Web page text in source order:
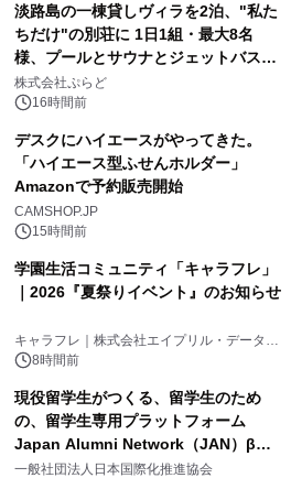
淡路島の一棟貸しヴィラを2泊、"私た
ちだけ"の別荘に 1日1組・最大8名
様、プールとサウナとジェットバス付
きで Villa Mon Temps AWAJIの連泊
素泊りプラン
株式会社ぷらど
16時間前
デスクにハイエースがやってきた。
「ハイエース型ふせんホルダー」
Amazonで予約販売開始
CAMSHOP.JP
15時間前
学園生活コミュニティ「キャラフレ」
｜2026『夏祭りイベント』のお知らせ
キャラフレ｜株式会社エイプリル・データ・
デザインズ
8時間前
現役留学生がつくる、留学生のため
の、留学生専用プラットフォーム
Japan Alumni Network（JAN）β版
をリリース
一般社団法人日本国際化推進協会